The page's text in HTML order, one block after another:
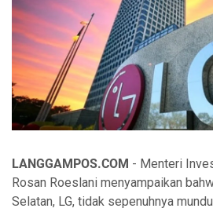
LANGGAMPOS.COM - Menteri
Rosan Roeslani menyampaikan
Selatan, LG, tidak sepenuhnya